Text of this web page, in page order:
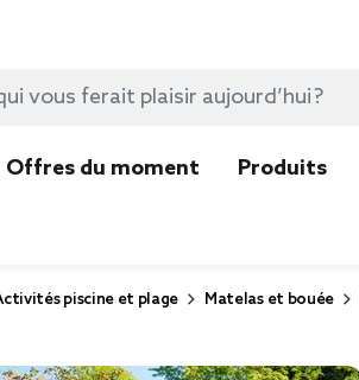
Offres du moment Produits
piscine et plage Matelas et bouée